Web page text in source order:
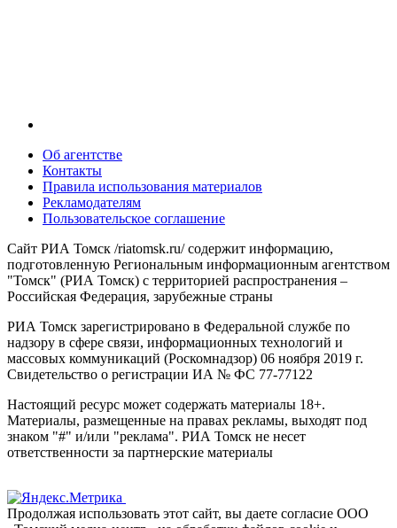
Об агентстве
Контакты
Правила использования материалов
Рекламодателям
Пользовательское соглашение
Сайт РИА Томск /riatomsk.ru/ содержит информацию,
подготовленную Региональным информационным агентством
"Томск" (РИА Томск) с территорией распространения –
Российская Федерация, зарубежные страны
РИА Томск зарегистрировано в Федеральной службе по
надзору в сфере связи, информационных технологий и
массовых коммуникаций (Роскомнадзор) 06 ноября 2019 г.
Свидетельство о регистрации ИА № ФС 77-77122
Настоящий ресурс может содержать материалы 18+.
Материалы, размещенные на правах рекламы, выходят под
знаком "#" и/или "реклама". РИА Томск не несет
ответственности за партнерские материалы
Продолжая использовать этот сайт, вы даете согласие ООО